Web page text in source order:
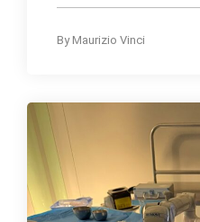
By Maurizio Vinci